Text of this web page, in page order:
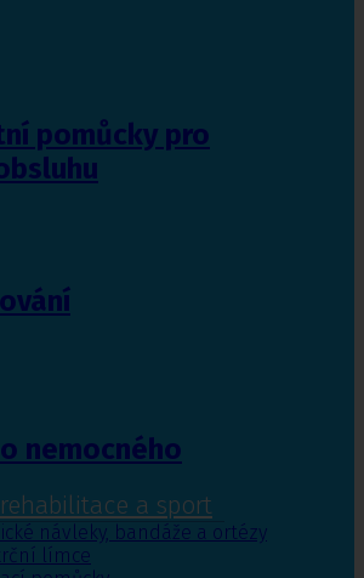
pomůcky pro
nemocného
a sport
návleky, bandáže a ortézy
límce